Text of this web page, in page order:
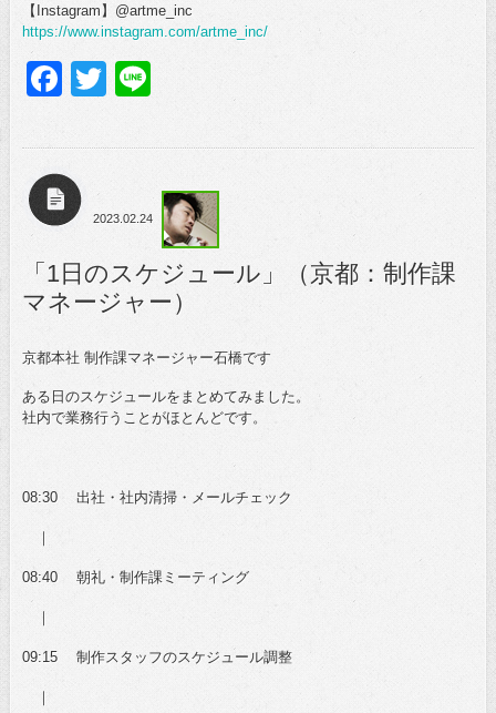
【Instagram】@artme_inc
https://www.instagram.com/artme_inc/
Facebook
Twitter
2023.02.24
「1日のスケジュール」（京都：制作課
マネージャー）
京都本社 制作課マネージャー石橋です
ある日のスケジュールをまとめてみました。
社内で業務行うことがほとんどです。
08:30 出社・社内清掃・メールチェック
｜
08:40 朝礼・制作課ミーティング
｜
09:15 制作スタッフのスケジュール調整
｜